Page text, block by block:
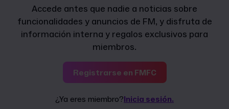
Accede antes que nadie a noticias sobre
funcionalidades y anuncios de FM, y disfruta de
información interna y regalos exclusivos para
miembros.
Registrarse en FMFC
¿Ya eres miembro?Inicia sesión.